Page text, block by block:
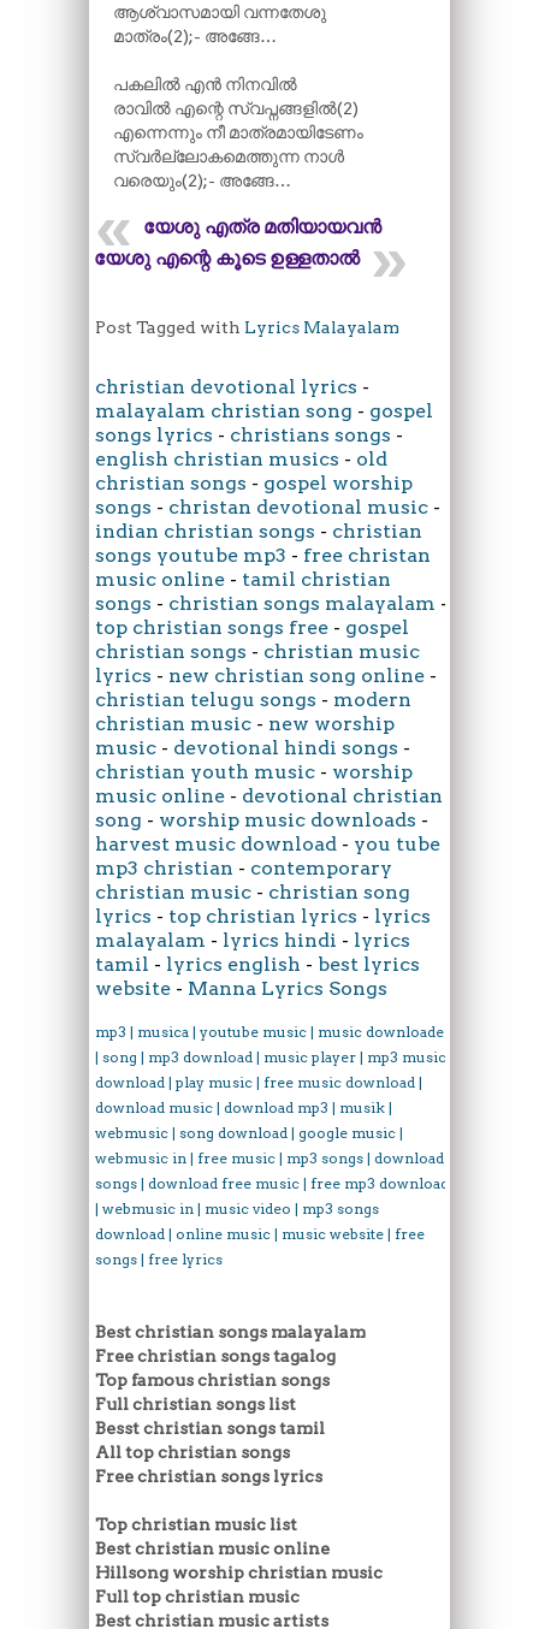
ആശ്വാസമായി വന്നതേശു
മാത്രം(2);- അങ്ങേ…
പകലിൽ എൻ നിനവിൽ
രാവിൽ എന്റെ സ്വപ്നങ്ങളിൽ(2)
എന്നെന്നും നീ മാത്രമായിടേണം
സ്വർല്ലോകമെത്തുന്ന നാൾ
വരെയും(2);- അങ്ങേ…
യേശു എത്ര മതിയായവൻ
യേശു എന്റെ കൂടെ ഉള്ളതാൽ
Post Tagged with Lyrics Malayalam
christian devotional lyrics -
malayalam christian song - gospel
songs lyrics - christians songs -
english christian musics - old
christian songs - gospel worship
songs - christan devotional music -
indian christian songs - christian
songs youtube mp3 - free christan
music online - tamil christian
songs - christian songs malayalam -
top christian songs free - gospel
christian songs - christian music
lyrics - new christian song online -
christian telugu songs - modern
christian music - new worship
music - devotional hindi songs -
christian youth music - worship
music online - devotional christian
song - worship music downloads -
harvest music download - you tube
mp3 christian - contemporary
christian music - christian song
lyrics - top christian lyrics - lyrics
malayalam - lyrics hindi - lyrics
tamil - lyrics english - best lyrics
website - Manna Lyrics Songs
mp3 | musica | youtube music | music downloader
| song | mp3 download | music player | mp3 music
download | play music | free music download |
download music | download mp3 | musik |
webmusic | song download | google music |
webmusic in | free music | mp3 songs | download
songs | download free music | free mp3 download
| webmusic in | music video | mp3 songs
download | online music | music website | free
songs | free lyrics
Best christian songs malayalam
Free christian songs tagalog
Top famous christian songs
Full christian songs list
Besst christian songs tamil
All top christian songs
Free christian songs lyrics
Top christian music list
Best christian music online
Hillsong worship christian music
Full top christian music
Best christian music artists